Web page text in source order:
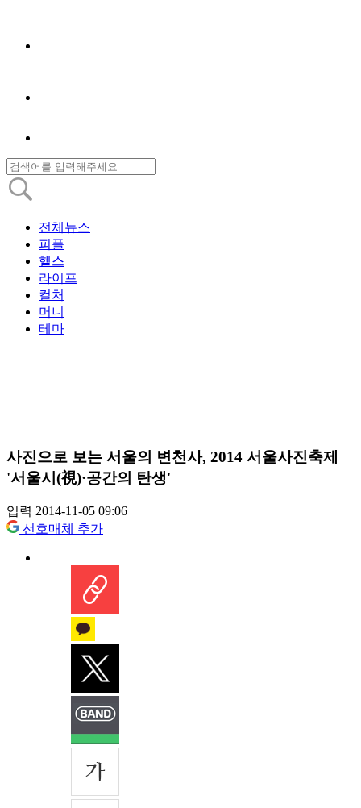
전체뉴스
피플
헬스
라이프
컬처
머니
테마
사진으로 보는 서울의 변천사, 2014 서울사진축제
'서울시(視)·공간의 탄생'
입력 2014-11-05 09:06
선호매체 추가